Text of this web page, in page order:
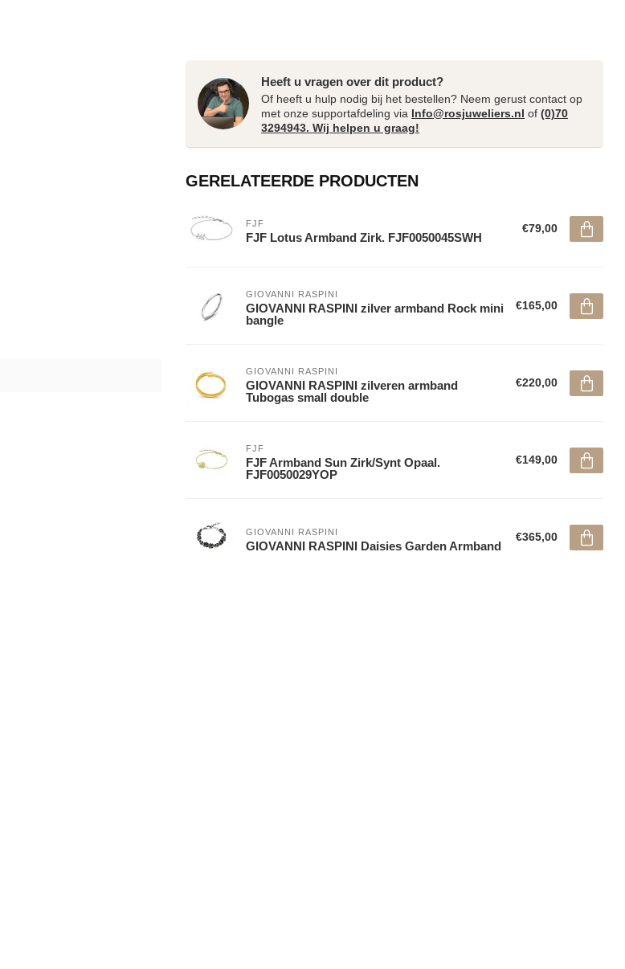
Heeft u vragen over dit product?
Of heeft u hulp nodig bij het bestellen? Neem gerust contact op
met onze supportafdeling via Info@rosjuweliers.nl of (0)70
3294943. Wij helpen u graag!
GERELATEERDE PRODUCTEN
FJF
FJF Lotus Armband Zirk. FJF0050045SWH
€79,00
GIOVANNI RASPINI
GIOVANNI RASPINI zilver armband Rock mini
bangle
€165,00
GIOVANNI RASPINI
GIOVANNI RASPINI zilveren armband
Tubogas small double
€220,00
FJF
FJF Armband Sun Zirk/Synt Opaal.
FJF0050029YOP
€149,00
GIOVANNI RASPINI
GIOVANNI RASPINI Daisies Garden Armband
€365,00